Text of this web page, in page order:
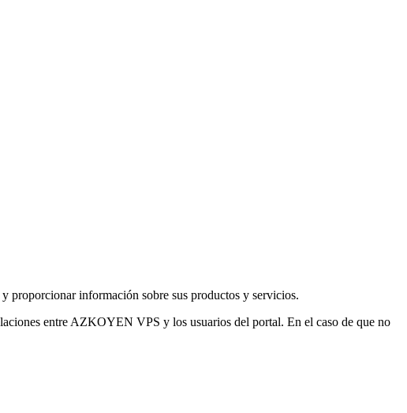
proporcionar información sobre sus productos y servicios.
entre AZKOYEN VPS y los usuarios del portal. En el caso de que no